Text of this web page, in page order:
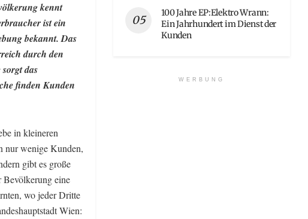
kennt
ist ein
bekannt. Das
durch den
das
finden Kunden
in kleineren
nur wenige Kunden,
gibt es große
Bevölkerung eine
wo jeder Dritte
Wien:
100 Jahre EP:Elektro Wrann:
Ein Jahrhundert im Dienst der
Kunden
WERBUNG